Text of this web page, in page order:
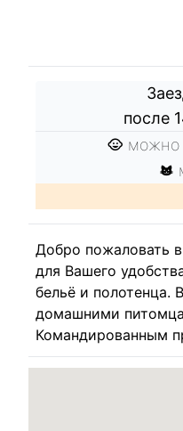
после
можно
Добро пожаловать
для Вашего
бельё и полотенца.
домашними
Командированным